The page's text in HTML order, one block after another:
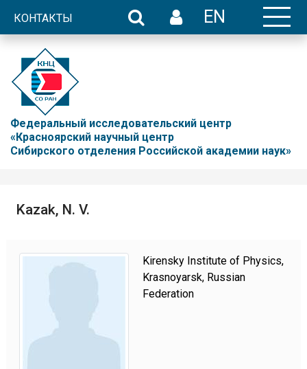
КОНТАКТЫ EN
Федеральный исследовательский центр
«Красноярский научный центр
Сибирского отделения Российской академии наук»
Kazak, N. V.
Kirensky Institute of Physics,
Krasnoyarsk, Russian
Federation